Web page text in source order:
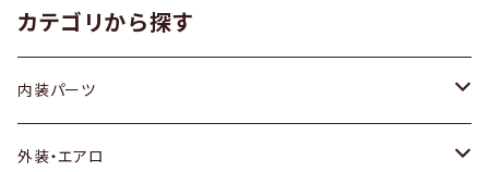
カテゴリから探す
内装パーツ
トヨタ
外装・エアロ